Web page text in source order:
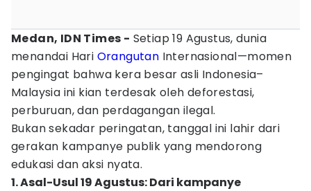
Medan, IDN Times - Setiap 19 Agustus, dunia
menandai Hari Orangutan Internasional—momen
pengingat bahwa kera besar asli Indonesia–
Malaysia ini kian terdesak oleh deforestasi,
perburuan, dan perdagangan ilegal.
Bukan sekadar peringatan, tanggal ini lahir dari
gerakan kampanye publik yang mendorong
edukasi dan aksi nyata.
1. Asal-Usul 19 Agustus: Dari kampanye